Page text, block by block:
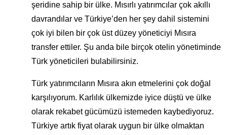
şeridine sahip bir ülke. Mısırlı yatırımcılar çok akıllı
davrandılar ve Türkiye’den her şey dahil sistemini
çok iyi bilen bir çok üst düzey yöneticiyi Mısıra
transfer ettiler. Şu anda bile birçok otelin yönetiminde
Türk yöneticileri bulabilirsiniz.
Türk yatırımcıların Mısıra akın etmelerini çok doğal
karşılıyorum. Karlılık ülkemizde iyice düştü ve ülke
olarak rekabet gücümüzü istemeden kaybediyoruz.
Türkiye artık fiyat olarak uygun bir ülke olmaktan